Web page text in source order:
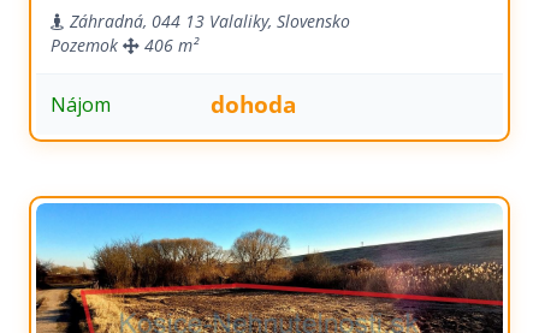
Záhradná, 044 13 Valaliky, Slovensko
Pozemok
406 m²
Nájom dohoda